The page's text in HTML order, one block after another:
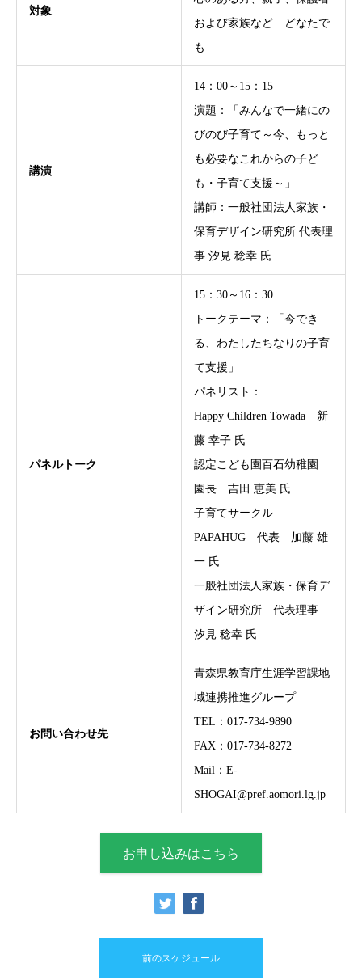
対象
および家族など どなたで
も
講演
14：00～15：15
演題：「みんなで一緒にの
びのび子育て～今、もっと
も必要なこれからの子ど
も・子育て支援～」
講師：一般社団法人家族・
保育デザイン研究所 代表理
事 汐見 稔幸 氏
パネルトーク
15：30～16：30
トークテーマ：「今でき
る、わたしたちなりの子育
て支援」
パネリスト：
Happy Children Towada 新
藤 幸子 氏
認定こども園百石幼稚園
園長 吉田 恵美 氏
子育てサークル
PAPAHUG 代表 加藤 雄
一 氏
一般社団法人家族・保育デ
ザイン研究所 代表理事
汐見 稔幸 氏
お問い合わせ先
青森県教育庁生涯学習課地
域連携推進グループ
TEL：017-734-9890
FAX：017-734-8272
Mail：E-
SHOGAI@pref.aomori.lg.jp
お申し込みはこちら
前のスケジュール